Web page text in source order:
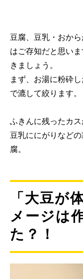
豆腐、豆乳・おか
はご存知だと思い
きましょう。
まず、お湯に粉砕
で漉して絞ります。
ふきんに残ったカス
豆乳ににがりなど
腐。
「大豆が
メージは
た？！